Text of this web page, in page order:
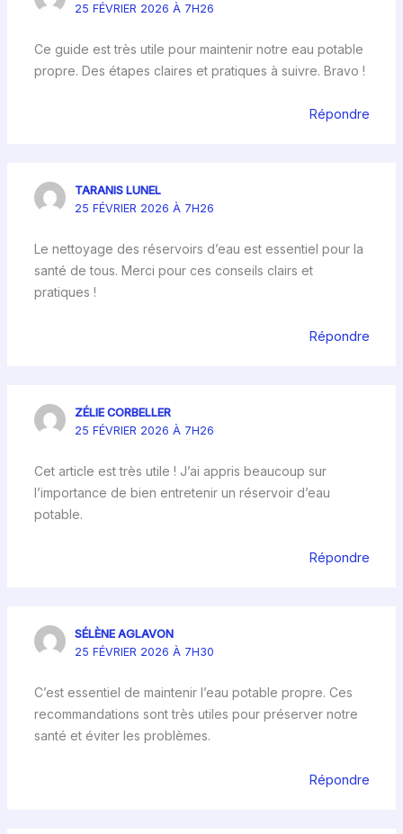
25 FÉVRIER 2026 À 7H26
Ce guide est très utile pour maintenir notre eau potable
propre. Des étapes claires et pratiques à suivre. Bravo !
Répondre
TARANIS LUNEL
25 FÉVRIER 2026 À 7H26
Le nettoyage des réservoirs d’eau est essentiel pour la
santé de tous. Merci pour ces conseils clairs et
pratiques !
Répondre
ZÉLIE CORBELLER
25 FÉVRIER 2026 À 7H26
Cet article est très utile ! J’ai appris beaucoup sur
l’importance de bien entretenir un réservoir d’eau
potable.
Répondre
SÉLÈNE AGLAVON
25 FÉVRIER 2026 À 7H30
C’est essentiel de maintenir l’eau potable propre. Ces
recommandations sont très utiles pour préserver notre
santé et éviter les problèmes.
Répondre